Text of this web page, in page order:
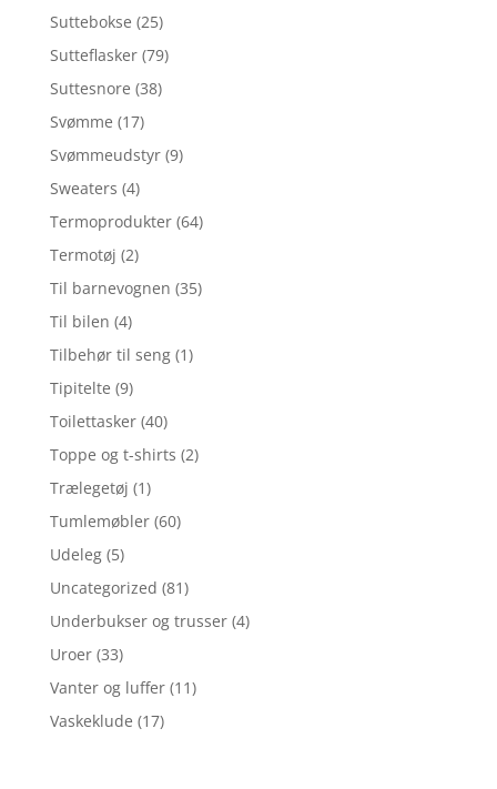
Suttebokse (25)
Sutteflasker (79)
Suttesnore (38)
Svømme (17)
Svømmeudstyr (9)
Sweaters (4)
Termoprodukter (64)
Termotøj (2)
Til barnevognen (35)
Til bilen (4)
Tilbehør til seng (1)
Tipitelte (9)
Toilettasker (40)
Toppe og t-shirts (2)
Trælegetøj (1)
Tumlemøbler (60)
Udeleg (5)
Uncategorized (81)
Underbukser og trusser (4)
Uroer (33)
Vanter og luffer (11)
Vaskeklude (17)